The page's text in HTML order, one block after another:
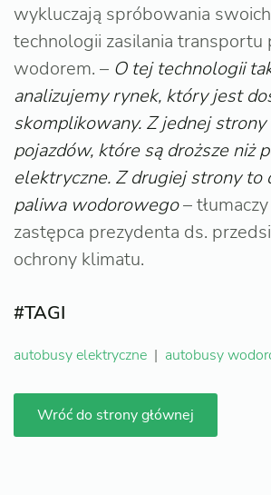
wykluczają spróbowania
technologii zasilania transportu
wodorem. – O tej technologii
analizujemy rynek, który jest
skomplikowany. Z jednej
pojazdów, które są droższe niż
elektryczne. Z drugiej strony to
paliwa wodorowego–
zastępca prezydenta ds.
ochrony klimatu.
#TAGI
autobusy elektryczne | autobusy
Wróć do strony głównej